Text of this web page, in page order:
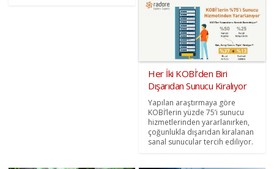
Her İki KOBİ’den Biri
Dışarıdan Sunucu Kiralıyor
Yapılan araştırmaya göre
KOBİ’lerin yüzde 75’i sunucu
hizmetlerinden yararlanırken,
çoğunlukla dışarıdan kiralanan
sanal sunucular tercih ediliyor.